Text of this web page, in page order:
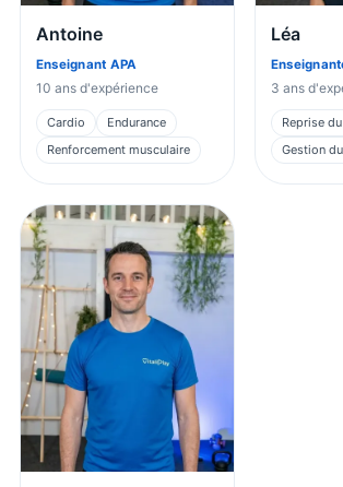
Antoine
Enseignant APA
10 ans d'expérience
Cardio
Endurance
Renforcement musculaire
Léa
3 ans
Reprise
Gestion